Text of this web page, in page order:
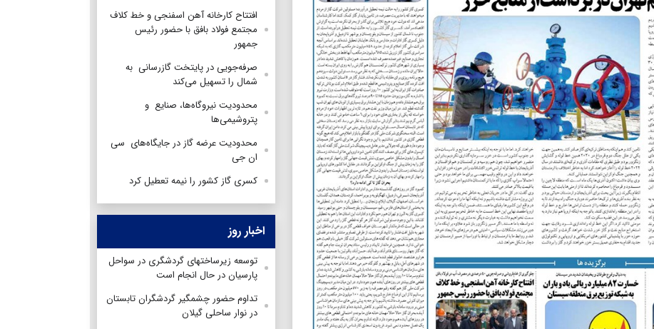
افتتاح کارخانه آهن اسفنجی و خط کلاف
مجتمع فولاد بافق با حضور رئیس
جمهور
صرفه‌جویی در پایتخت گازرسانی به
شمال را تسهیل می‌کند‌
محدودیت نیروگاه‌ها، صنایع و
پتروشیمی‌ها
محدودیت عرضه گاز در جایگاه‌های سی
ان جی
کسری گاز کشور را نیمه تعطیل کرد
اخبار روز
توسعه زیرساختهای گردشگری در سواحل
پارسیان در حال انجام است
تداوم حضور چشمگیر گردشگران تابستان
در نوار ساحلی گیلان